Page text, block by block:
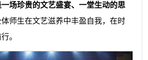
场珍贵的文艺盛宴、一堂生动的思
师生在文艺滋养中丰盈自我，在时
。